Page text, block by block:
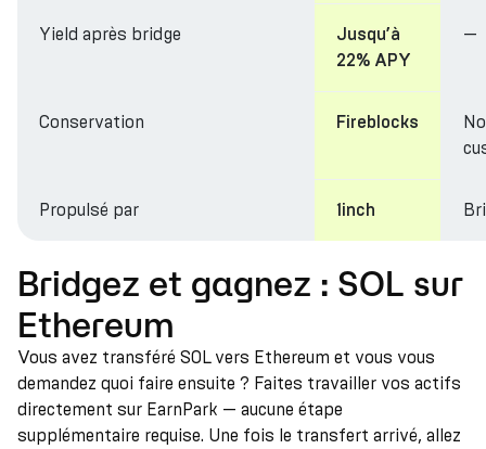
Yield après bridge
Jusqu’à
22% APY
—
Conservation Fireblocks
Propulsé par 1inch
Bridgez et gagnez : SOL sur
Ethereum
Vous avez transféré SOL vers Ethereum et vous vous
demandez quoi faire ensuite ? Faites travailler vos actifs
directement sur EarnPark — aucune étape
supplémentaire requise. Une fois le transfert arrivé, allez